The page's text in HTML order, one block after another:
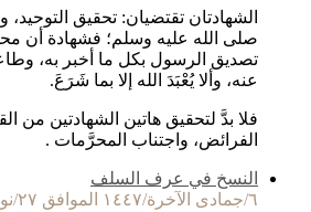
الشهادتان تقتضيان: تحقيق التوحيد،
صلى الله عليه وسلم؛ فشهادة أن
تصديق الرسول بكل ما أخبر به،
عنه، وألا يُعْبَدَ الله إلا بما شَرَعَ.
فلا بدَّ لتحقيق هاتين الشهادتين من
الفرائض، واجتناب المحرَّمات .
النسخ في عرف السلف
٦/جمادى الآخرة/١٤٤٧ الموافق ٢٧/نوفمبر/٢٠٢٥